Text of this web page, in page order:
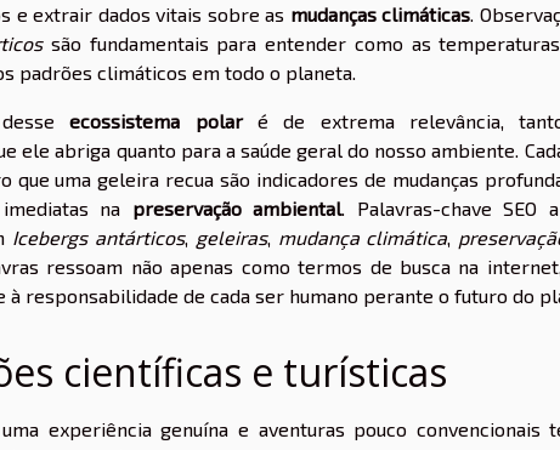
e extrair dados vitais sobre as mudanças climáticas .
são fundamentais para entender como as
padrões climáticos em todo o planeta.
desseecossistema polaré de extrema relevância,
ele abriga quanto para a saúde geral do nosso ambiente.
que uma geleira recua são indicadores de mudanças
na preservação ambiental . Palavras-chave
Icebergs antárticos, geleiras, mudança climática
ressoam não apenas como termos de busca na
à responsabilidade de cada ser humano perante o futuro do
científicas e turísticas
experiência genuína e aventuras pouco